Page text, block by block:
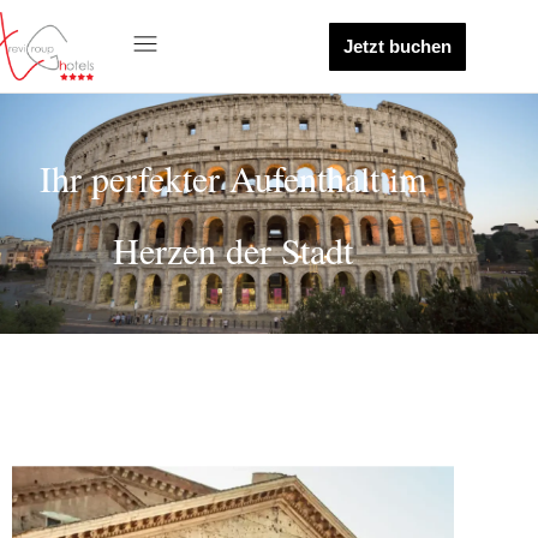
Jetzt buchen
Ihr perfekter Aufenthalt im
Herzen der Stadt